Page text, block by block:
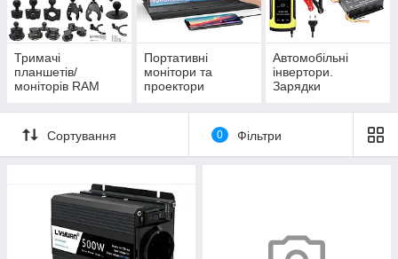
Тримачі
планшетів/
моніторів RAM
RAM
Портативні
монітори та
проектори
Автомобільні
інвертори.
Зарядки
Сортування 0 Фільтри